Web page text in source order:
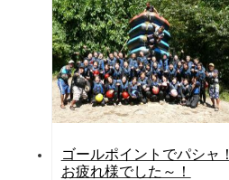
ゴールポイントでパシャ！
お疲れ様でした～！